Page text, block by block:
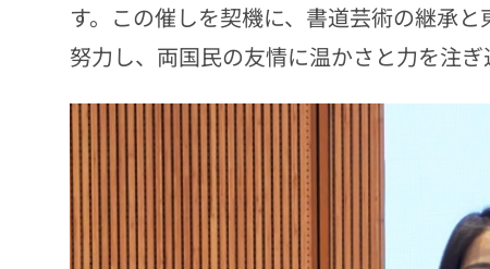
す。この催しを契機に、書道芸術の継承
努力し、両国民の友情に温かさと力を注